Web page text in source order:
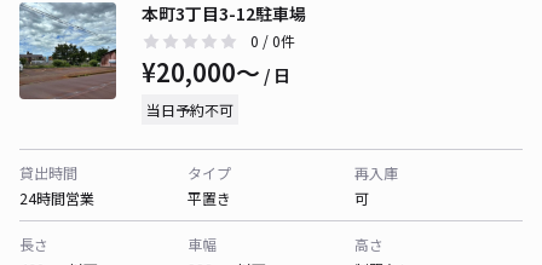
本町3丁目3-12駐車場
0 / 0件
¥20,000〜 / 日
当日予約不可
貸出時間
24時間営業
タイプ
平置き
再入庫
可
長さ
車幅
高さ